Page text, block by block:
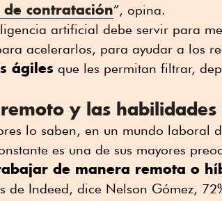
de contratación”, opina.
artificial debe servir para
acelerarlos, para ayudar a los
ágiles que les permitan filtrar,
y las
lo saben, en un mundo laboral
es una de sus mayores
de manera remota o
de Indeed, dice Nelson Gómez,